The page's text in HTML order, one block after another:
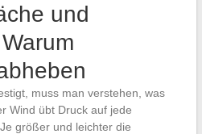
und
muss man verstehen, was
Wind übt Druck auf jede
größer und leichter die